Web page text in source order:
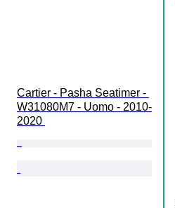
Cartier - Pasha Seatimer -
W31080M7 - Uomo - 2010-
2020